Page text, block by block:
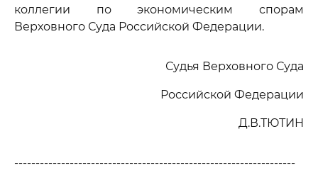
коллегии по экономическим спорам
Верховного Суда Российской Федерации.
Судья Верховного Суда
Российской Федерации
Д.В.ТЮТИН
------------------------------------------------------------------